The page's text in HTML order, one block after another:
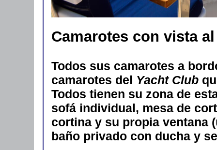
Camarotes con vista
Todos sus camarotes a
camarotes del Yacht Club
Todos tienen su zona de
sofá individual, mesa de
cortina y su propia ventana
baño privado con ducha y